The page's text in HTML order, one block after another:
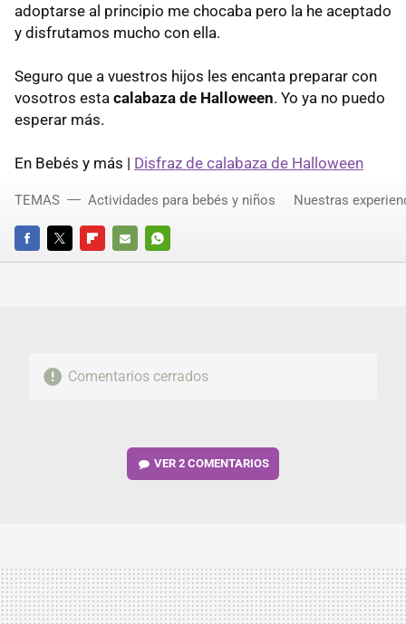
adoptarse al principio me chocaba pero la he aceptado
y disfrutamos mucho con ella.
Seguro que a vuestros hijos les encanta preparar con
vosotros esta calabaza de Halloween. Yo ya no puedo
esperar más.
En Bebés y más | Disfraz de calabaza de Halloween
FACEBOOKTWITTERFLIPBOARD
E-
WHATSAPP
TEMAS Actividades para bebés y niños Nuestras
Comentarios cerrados
VER2 COMENTARIOS